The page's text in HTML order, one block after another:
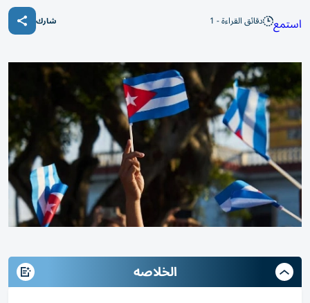
استمع دقائق القراءة - 1 شارك
الخلاصه